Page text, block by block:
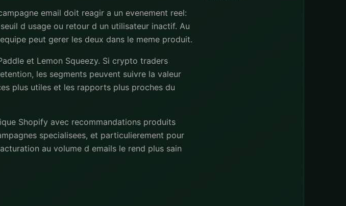
email doit reagir a un evenement reel:
d usage ou retour d un utilisateur inactif. Au
peut gerer les deux dans le meme produit.
et Lemon Squeezy. Si crypto traders
les segments peuvent suivre la valeur
plus utiles et les rapports plus proches du
Shopify avec recommandations produits
specialisees, et particulierement pour
au volume d emails le rend plus sain